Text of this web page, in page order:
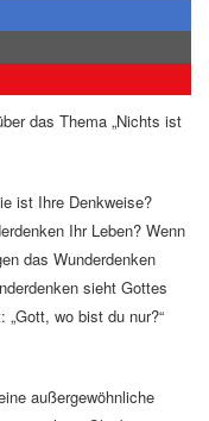
das Thema „Nichts ist
ist Ihre Denkweise?
Ihr Leben? Wenn
das Wunderdenken
sieht Gottes
wo bist du nur?“
außergewöhnliche